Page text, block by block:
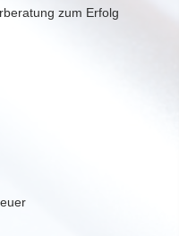
zum Erfolg